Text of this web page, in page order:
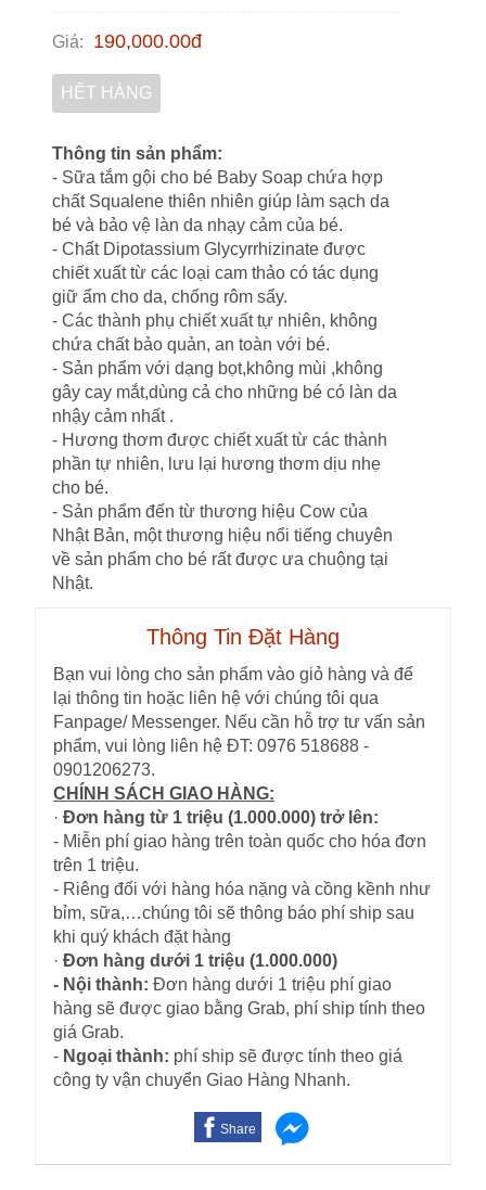
Giá: 190,000.00đ
HẾT HÀNG
Thông tin sản phẩm:
- Sữa tắm gội cho bé Baby Soap chứa hợp
chất Squalene thiên nhiên giúp làm sạch da
bé và bảo vệ làn da nhạy cảm của bé.
- Chất Dipotassium Glycyrrhizinate được
chiết xuất từ các loại cam thảo có tác dụng
giữ ẩm cho da, chống rôm sẩy.
- Các thành phụ chiết xuất tự nhiên, không
chứa chất bảo quản, an toàn với bé.
- Sản phẩm với dạng bọt,không mùi ,không
gây cay mắt,dùng cả cho những bé có làn da
nhậy cảm nhất .
- Hương thơm được chiết xuất từ các thành
phần tự nhiên, lưu lại hương thơm dịu nhẹ
cho bé.
- Sản phẩm đến từ thương hiệu Cow của
Nhật Bản, một thương hiệu nổi tiếng chuyên
về sản phẩm cho bé rất được ưa chuộng tại
Nhật.
Thông Tin Đặt Hàng
Bạn vui lòng cho sản phẩm vào giỏ hàng và để
lại thông tin hoặc liên hệ với chúng tôi qua
Fanpage/ Messenger. Nếu cần hỗ trợ tư vấn sản
phẩm, vui lòng liên hệ ĐT: 0976 518688 -
0901206273.
CHÍNH SÁCH GIAO HÀNG:
· Đơn hàng từ 1 triệu (1.000.000) trở lên:
- Miễn phí giao hàng trên toàn quốc cho hóa đơn
trên 1 triệu.
- Riêng đối với hàng hóa nặng và cồng kềnh như
bỉm, sữa,…chúng tôi sẽ thông báo phí ship sau
khi quý khách đặt hàng
· Đơn hàng dưới 1 triệu (1.000.000)
- Nội thành: Đơn hàng dưới 1 triệu phí giao
hàng sẽ được giao bằng Grab, phí ship tính theo
giá Grab.
- Ngoại thành: phí ship sẽ được tính theo giá
công ty vận chuyển Giao Hàng Nhanh.
Share